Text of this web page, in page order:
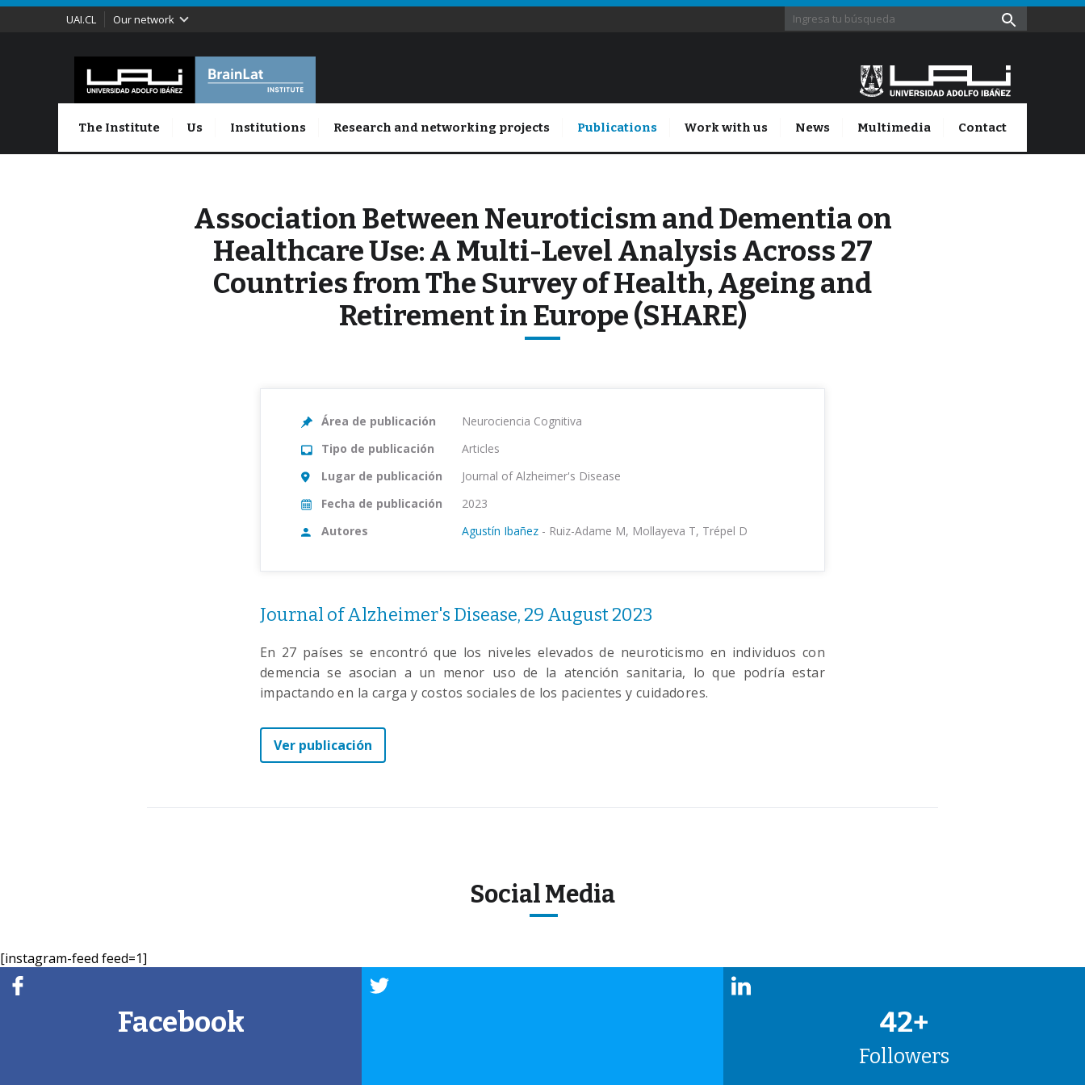
UAI.CL Our network
The Institute Us Institutions Research and networking projects Publications Work with us News Multimedia Contact
Association Between Neuroticism and Dementia on
Healthcare Use: A Multi-Level Analysis Across 27
Countries from The Survey of Health, Ageing and
Retirement in Europe (SHARE)
Área de publicación
Neurociencia Cognitiva
Tipo de publicación
Articles
Lugar de publicación
Journal of Alzheimer's Disease
Fecha de publicación
2023
Autores
Agustín Ibañez - Ruiz-Adame M, Mollayeva T, Trépel D
Journal of Alzheimer's Disease, 29 August 2023
En 27 países se encontró que los niveles elevados de neuroticismo en individuos con
demencia se asocian a un menor uso de la atención sanitaria, lo que podría estar
impactando en la carga y costos sociales de los pacientes y cuidadores.
Ver publicación
Social Media
[instagram-feed feed=1]
Facebook 42+
Followers